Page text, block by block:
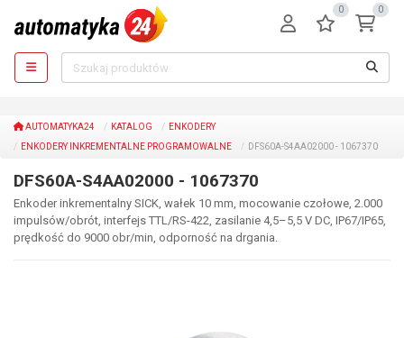
0 0
AUTOMATYKA24 KATALOG
ENKODERY
ENKODERY INKREMENTALNE PROGRAMOWALNE
DFS60A-S4AA02000 - 1067370
DFS60A-S4AA02000 - 1067370
Enkoder inkrementalny SICK, wałek 10 mm, mocowanie czołowe, 2.000
impulsów/obrót, interfejs TTL/RS-422, zasilanie 4,5–5,5 V DC, IP67/IP65,
prędkość do 9000 obr/min, odporność na drgania.